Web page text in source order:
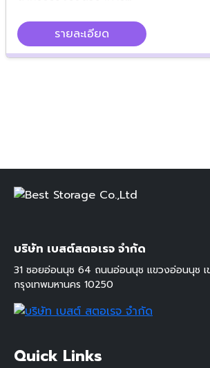
รายละเอียด
บริษัท เบสต์สตอเรจ จำกัด
31 ซอยอ่อนนุช 64 ถนนอ่อนนุช แขวงอ่อนนุช เ
กรุงเทพมหานคร 10250
Quick Links